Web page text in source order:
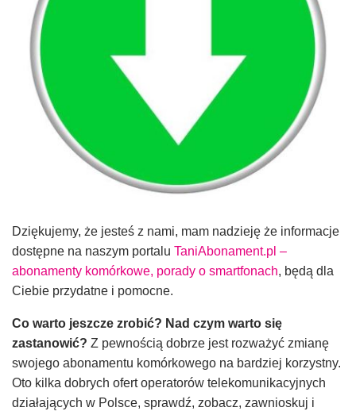
Dziękujemy, że jesteś z nami, mam nadzieję że informacje
dostępne na naszym portalu TaniAbonament.pl –
abonamenty komórkowe, porady o smartfonach, będą dla
Ciebie przydatne i pomocne.
Co warto jeszcze zrobić? Nad czym warto się
zastanowić? Z pewnością dobrze jest rozważyć zmianę
swojego abonamentu komórkowego na bardziej korzystny.
Oto kilka dobrych ofert operatorów telekomunikacyjnych
działających w Polsce, sprawdź, zobacz, zawnioskuj i